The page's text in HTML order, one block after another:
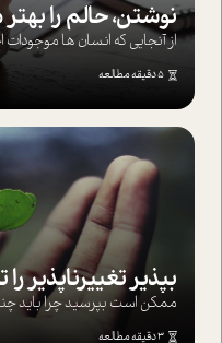
نوشتن، حالم را
از آنجایی که انسان ها
5 دقیقه مطالعه
بپذير تغييرناپذير
ممکن است بپرسيد چرا بايد
3 دقیقه مطالعه